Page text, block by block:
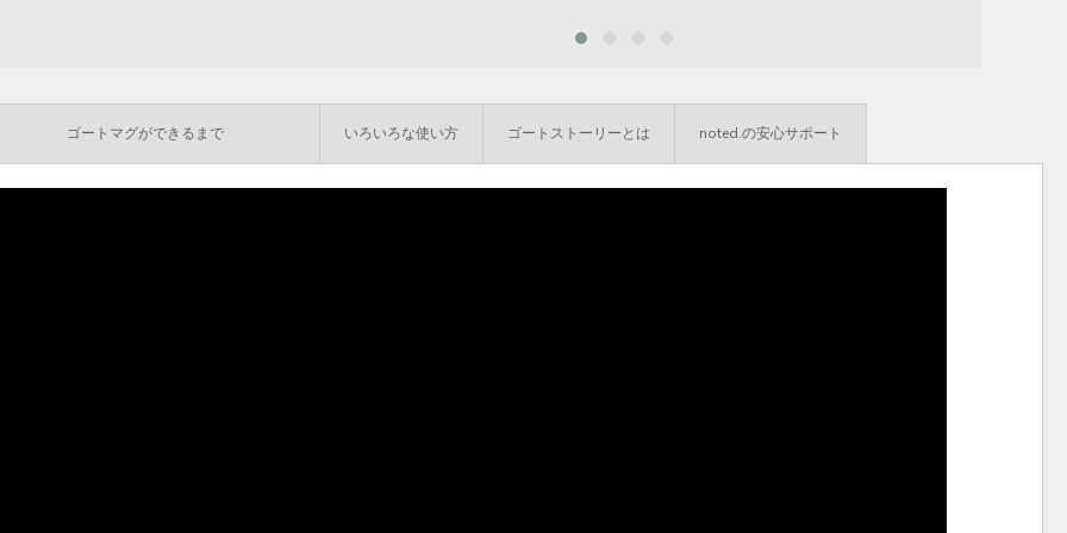
ゴートマグができるまで いろいろな使い方 ゴートストーリーとは noted.の安心サポート